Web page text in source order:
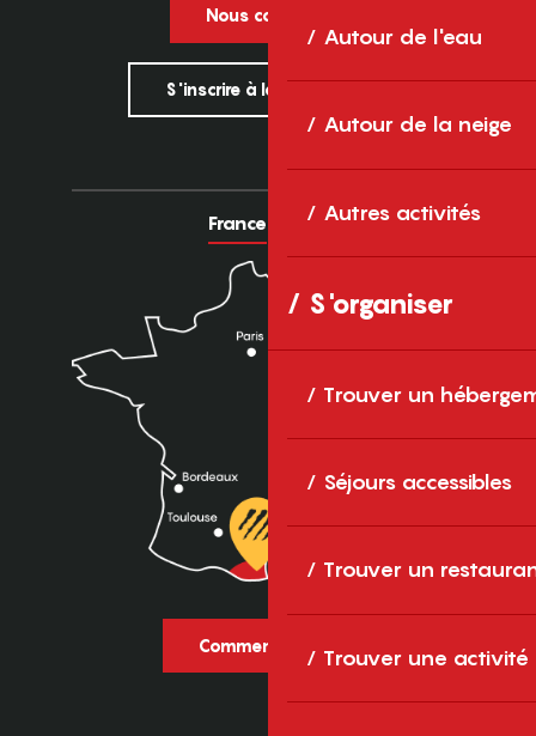
Autour de l'eau
Autour de la neige
Autres activités
S'organiser
Trouver un
Séjours accessibles
Trouver un
Trouver une activité
Nous contacter
S'inscrire à la newsletter
France Europe
Comment venir ?